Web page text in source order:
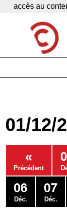
Panneau de gestion
accès au
Economie
Services
Contacts
01/12/
«
Précédent
06
Déc.
07
Déc.